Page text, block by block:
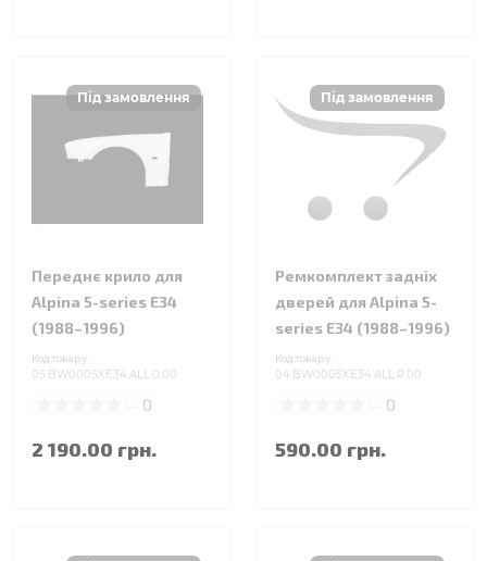
Переднє крило для
Alpina 5-series E34
(1988–1996)
Код товару:
05.BW0005XE34.ALL.0.00
0
2 190.00 грн.
Ремкомплект задніх
дверей для Alpina 5-
series E34 (1988–1996)
Код товару:
04.BW0005XE34.ALL.R.00
0
590.00 грн.